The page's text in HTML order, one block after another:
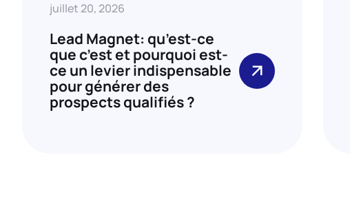
juillet 20, 2026
Lead Magnet: qu’est-ce
que c’est et pourquoi est-
ce un levier indispensable
pour générer des
prospects qualifiés ?